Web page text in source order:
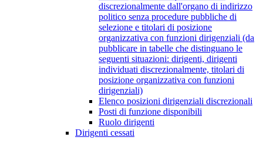
discrezionalmente dall'organo di indirizzo
politico senza procedure pubbliche di
selezione e titolari di posizione
organizzativa con funzioni dirigenziali (da
pubblicare in tabelle che distinguano le
seguenti situazioni: dirigenti, dirigenti
individuati discrezionalmente, titolari di
posizione organizzativa con funzioni
dirigenziali)
Elenco posizioni dirigenziali discrezionali
Posti di funzione disponibili
Ruolo dirigenti
Dirigenti cessati